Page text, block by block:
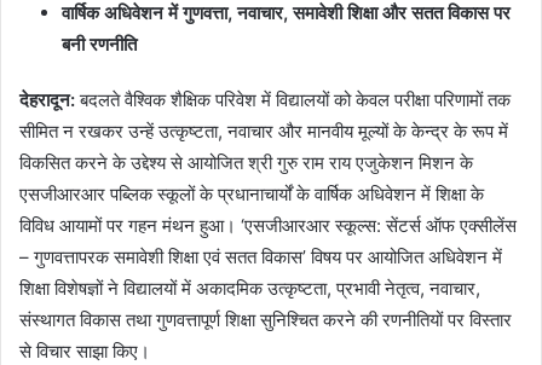
वार्षिक अधिवेशन में गुणवत्ता, नवाचार, समावेशी शिक्षा और सतत विकास पर
बनी रणनीति
देहरादून:बदलते वैश्विक शैक्षिक परिवेश में विद्यालयों को केवल परीक्षा परिणामों तक
सीमित न रखकर उन्हें उत्कृष्टता, नवाचार और मानवीय मूल्यों के केन्द्र के रूप में
विकसित करने के उद्देश्य से आयोजित श्री गुरु राम राय एजुकेशन मिशन के
एसजीआरआर पब्लिक स्कूलों के प्रधानाचार्यों के वार्षिक अधिवेशन में शिक्षा के
विविध आयामों पर गहन मंथन हुआ। ‘एसजीआरआर स्कूल्स: सेंटर्स ऑफ एक्सीलेंस
– गुणवत्तापरक समावेशी शिक्षा एवं सतत विकास’ विषय पर आयोजित अधिवेशन में
शिक्षा विशेषज्ञों ने विद्यालयों में अकादमिक उत्कृष्टता, प्रभावी नेतृत्व, नवाचार,
संस्थागत विकास तथा गुणवत्तापूर्ण शिक्षा सुनिश्चित करने की रणनीतियों पर विस्तार
से विचार साझा किए।